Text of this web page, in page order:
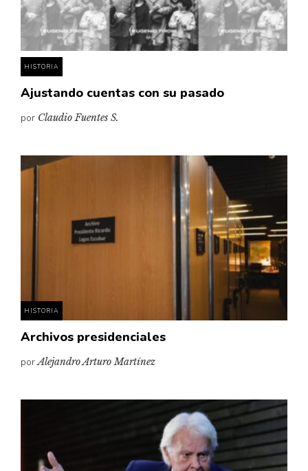
Pensamiento ilustrado
Personaje
Personajes secundarios
Política
Relecturas
Sociedad
Vidas paralelas
HISTORIA
Ajustando cuentas con su pasado
por Claudio Fuentes S.
HISTORIA
Archivos presidenciales
porAlejandro Arturo Martínez